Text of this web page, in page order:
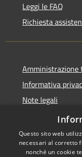
Leggi le FAQ
Richiesta
Amministrazione
Informativa
Note legali
Dichiarazione di
Questo sito web
necessari al corretto
nonché un cookie